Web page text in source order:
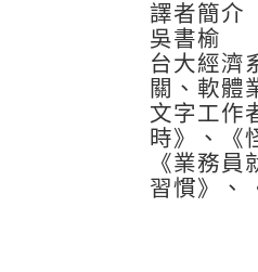
譯者簡介
吳書榆
台大經濟
關、軟體
文字工作
時》、《
《業務
習慣》、